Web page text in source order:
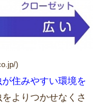
)
住みやすい環境を
よりつかせなくさ